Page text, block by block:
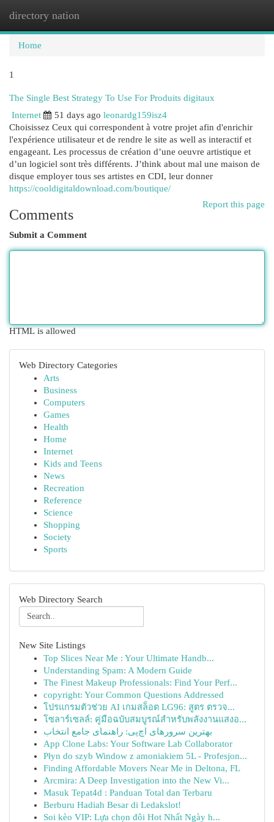
directory nation
Home
1
The Single Best Strategy To Use For Produits digitaux
Internet
51 days ago leonardg159isz4
Choisissez Ceux qui correspondent à votre projet afin d'enrichir
l'expérience utilisateur et de rendre le site as well as interactif et
engageant. Les processus de création d’une oeuvre artistique et
d’un logiciel sont très différents. J’think about mal une maison de
disque employer tous ses artistes en CDI, leur donner
https://cooldigitaldownload.com/boutique/
Report this page
Comments
Submit a Comment
HTML is allowed
Web Directory Categories
Arts
Business
Computers
Games
Health
Home
Internet
Kids and Teens
News
Recreation
Reference
Science
Shopping
Society
Sports
Web Directory Search
New Site Listings
Top Slices Near Me : Your Ultimate Handb...
Understanding Spam: A Modern Guide
The Finest Makeup Professionals: Find Your Perf...
copyright: Your Common Questions Addressed
โปรแกรมตัวช่วย AI เกมสล็อต LG96: สูตร ตรวจ...
โซลาร์เซลล์: คู่มือฉบับสมบูรณ์สำหรับพลังงานแสงอ...
بهترین سرورهای اچ‌پی: راهنمای جامع انتخاب
App Clone Labs: Your Software Lab Collaborator
Płyn do szyb Window z amoniakiem 5L - Profesjon...
Finding Affordable Movers Near Me in Deltona, FL
Arcmira: A Deep Investigation into the New Vi...
Masuk Tepat4d : Panduan Total dan Terbaru
Berburu Hadiah Besar di Ledakslot!
Soi kèo VIP: Lựa chọn đôi Hot Nhất Ngày h...